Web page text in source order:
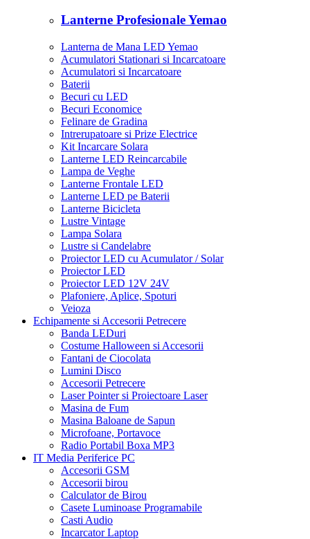
Lanterne Profesionale Yemao
Lanterna de Mana LED Yemao
Acumulatori Stationari si Incarcatoare
Acumulatori si Incarcatoare
Baterii
Becuri cu LED
Becuri Economice
Felinare de Gradina
Intrerupatoare si Prize Electrice
Kit Incarcare Solara
Lanterne LED Reincarcabile
Lampa de Veghe
Lanterne Frontale LED
Lanterne LED pe Baterii
Lanterne Bicicleta
Lustre Vintage
Lampa Solara
Lustre si Candelabre
Proiector LED cu Acumulator / Solar
Proiector LED
Proiector LED 12V 24V
Plafoniere, Aplice, Spoturi
Veioza
Echipamente si Accesorii Petrecere
Banda LEDuri
Costume Halloween si Accesorii
Fantani de Ciocolata
Lumini Disco
Accesorii Petrecere
Laser Pointer si Proiectoare Laser
Masina de Fum
Masina Baloane de Sapun
Microfoane, Portavoce
Radio Portabil Boxa MP3
IT Media Periferice PC
Accesorii GSM
Accesorii birou
Calculator de Birou
Casete Luminoase Programabile
Casti Audio
Incarcator Laptop